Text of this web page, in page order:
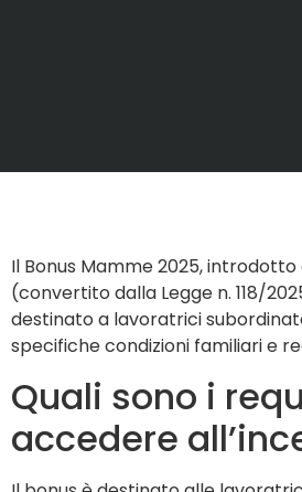
Il Bonus Mamme 2025, introdotto
(convertito dalla Legge n. 118/
destinato a lavoratrici
specifiche condizioni familiari e
Quali sono i
accedere